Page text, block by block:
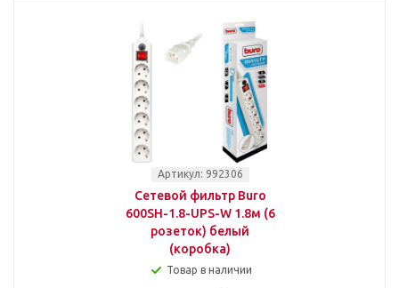
Артикул: 992306
Сетевой фильтр Buro
600SH-1.8-UPS-W 1.8м (6
розеток) белый
(коробка)
Товар в наличии